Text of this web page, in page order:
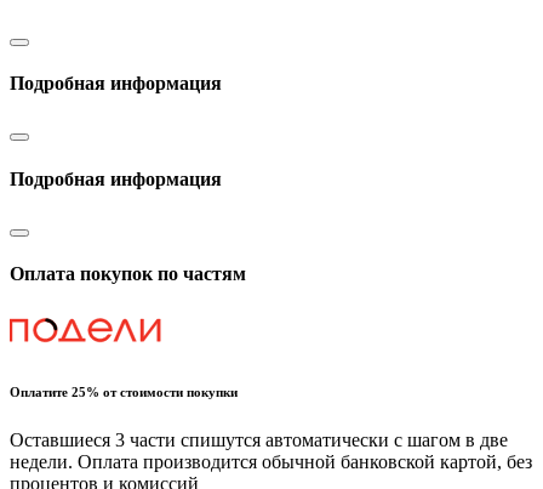
Подробная информация
Подробная информация
Оплата покупок по частям
Оплатите 25% от стоимости покупки
Оставшиеся 3 части спишутся автоматически с шагом в две
недели. Оплата производится обычной банковской картой, без
процентов и комиссий